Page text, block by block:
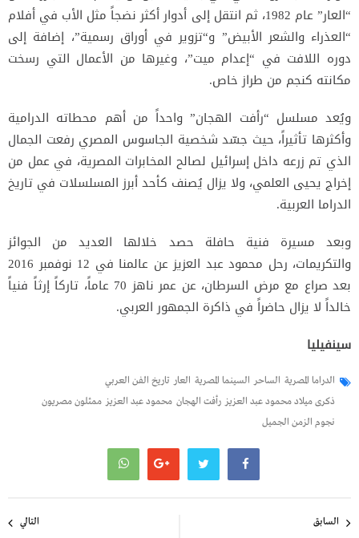
“العار” عام 1982، ثم انتقل إلى أدوار أكثر نضجاً مثل الأب في أفلام
“العذراء والشعر الأبيض” و“تزوير في أوراق رسمية”، إضافة إلى
دوره اللافت في “إعدام ميت”، وغيرها من الأعمال التي رسخت
مكانته كنجم من طراز خاص.
ويُعد مسلسل “رأفت الهجان” واحداً من أهم محطاته الدرامية
وأكثرها تأثيراً، حيث جسّد شخصية الجاسوس المصري رفعت الجمال
الذي تم زرعه داخل إسرائيل لصالح المخابرات المصرية، في عمل من
إخراج يحيى العلمي، ولا يزال يُصنف كأحد أبرز المسلسلات في تاريخ
الدراما العربية.
وبعد مسيرة فنية حافلة حصد خلالها العديد من الجوائز
والتكريمات، رحل محمود عبد العزيز عن عالمنا في 12 نوفمبر 2016
بعد صراع مع مرض السرطان، عن عمر ناهز 70 عاماً، تاركاً إرثاً فنياً
خالداً لا يزال حاضراً في ذاكرة الجمهور العربي.
سينفيليا
الدراما المصرية الساحر السينما المصرية العار تاريخ الفن العربي
ذكرى ميلاد محمود عبد العزيز رأفت الهجان محمود عبد العزيز ممثلون مصريون
نجوم الزمن الجميل
المقالات
السابق التالي